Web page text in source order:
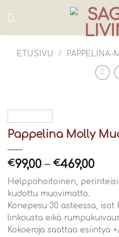
ETUSIVU / PAPPELINA-
Pappelina Molly
€99,00 – €469,00
Helppohoitoinen,
kudottu muovimatto.
Konepesu 30 asteessa,
linkousta eikä
Kokoeroja saattaa esiintyä